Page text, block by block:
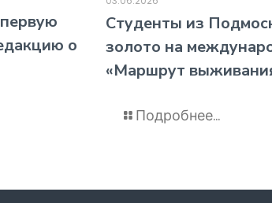
о
️Студенты из
золото на
«Маршрут
Подробнее...